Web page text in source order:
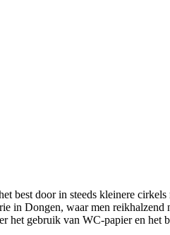
best door in steeds kleinere
in Dongen, waar men reikhalzend
het gebruik van WC-papier en